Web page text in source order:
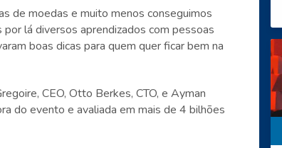
de moedas e muito menos conseguimos
lá diversos aprendizados com pessoas
boas dicas para quem quer ficar bem na
CEO, Otto Berkes, CTO, e Ayman
do evento e avaliada em mais de 4 bilhões